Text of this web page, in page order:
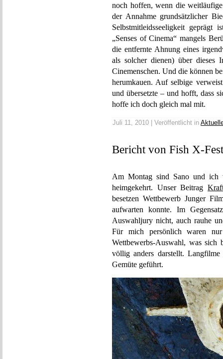
noch hoffen, wenn die
der Annahme grundsätzlicher
Selbstmitleidsseeligkeit geprägt
„Senses of Cinema“ mangels
die entfernte Ahnung eines
als solcher dienen) über dieses
Cinemenschen. Und die können
herumkauen. Auf selbige
und übersetzte – und hofft, dass
hoffe ich doch gleich mal mit.
Juli 11, 2010 | Veröffentlicht in
Bericht von Fish X-
Am Montag sind Sano und
heimgekehrt. Unser Beitrag
besetzen Wettbewerb Junger
aufwarten konnte. Im
Auswahljury nicht, auch rauhe
Für mich persönlich waren
Wettbewerbs-Auswahl, was sich
völlig anders darstellt.
Gemüte geführt.